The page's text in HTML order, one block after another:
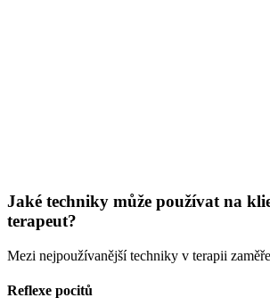
Jaké techniky může používat na
terapeut?
Mezi nejpoužívanější techniky v terapii
Reflexe pocitů